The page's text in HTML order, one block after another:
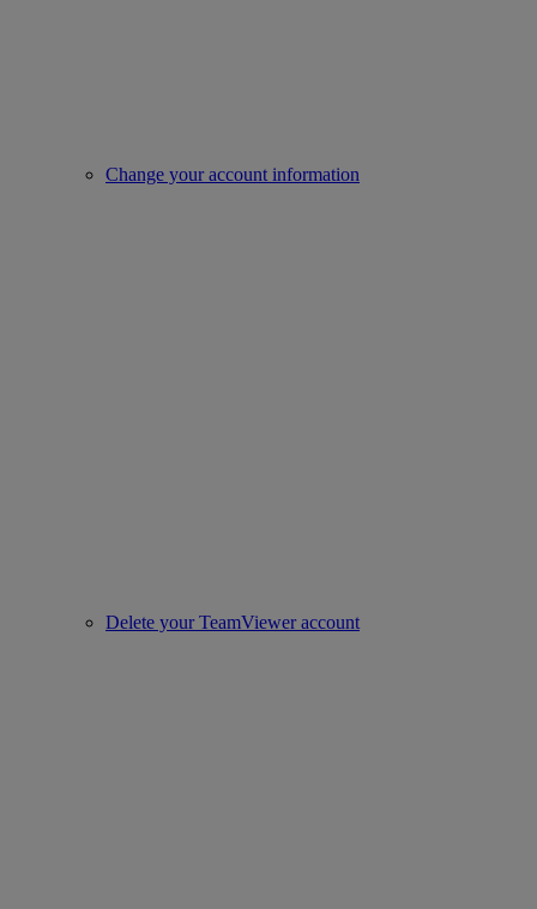
Change your account information
Delete your TeamViewer account